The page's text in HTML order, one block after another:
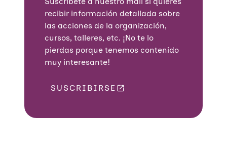
recibir información detallada sobre
las acciones de la organización,
cursos, talleres, etc. ¡No te lo
pierdas porque tenemos contenido
muy interesante!
SUSCRIBIRSE